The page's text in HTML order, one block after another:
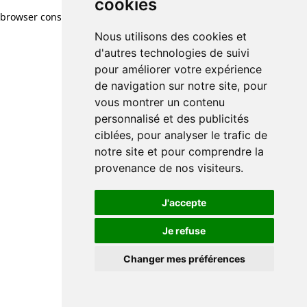
cookies
Nous utilisons des cookies et
d'autres technologies de suivi
pour améliorer votre expérience
de navigation sur notre site, pour
vous montrer un contenu
personnalisé et des publicités
ciblées, pour analyser le trafic de
notre site et pour comprendre la
provenance de nos visiteurs.
J'accepte
Je refuse
Changer mes préférences
browser console for more information)